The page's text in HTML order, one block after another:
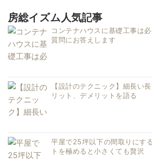
房総イズム人気記事
コンテナハウスに基礎工事は
質問にお答えします
【設計のテクニック】細長い
リット、デメリットを語る
平屋で25坪以下の間取りにす
トを極めると小さくても贅沢